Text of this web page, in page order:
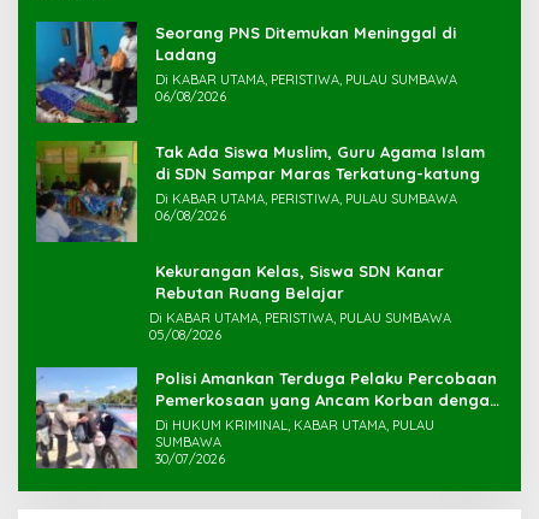
Seorang PNS Ditemukan Meninggal di
Ladang
Di KABAR UTAMA, PERISTIWA, PULAU SUMBAWA
06/08/2026
Tak Ada Siswa Muslim, Guru Agama Islam
di SDN Sampar Maras Terkatung-katung ‎
Di KABAR UTAMA, PERISTIWA, PULAU SUMBAWA
06/08/2026
Kekurangan Kelas, Siswa SDN Kanar
Rebutan Ruang Belajar
Di KABAR UTAMA, PERISTIWA, PULAU SUMBAWA
05/08/2026
Polisi Amankan Terduga Pelaku Percobaan
Pemerkosaan yang Ancam Korban dengan
Parang
Di HUKUM KRIMINAL, KABAR UTAMA, PULAU
SUMBAWA
30/07/2026